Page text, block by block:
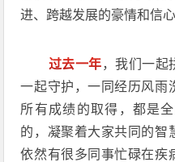
进、跨越发展的豪情和信
过去一年，我们一起
一起守护，一同经历风雨
所有成绩的取得，都是
的，凝聚着大家共同的智
依然有很多同事忙碌在疾